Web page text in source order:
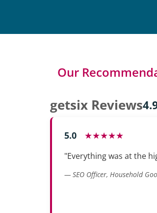
Our
getsix Reviews
5.0 ★★★★★
"Everything was at the
— SEO Officer, Household